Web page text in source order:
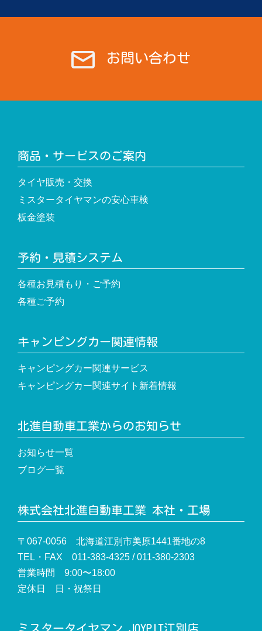
お問い合わせ
商品・サービスのご案内
タイヤ販売・交換
ミスタータイヤマンの安心車検
板金塗装
予約・見積システム
各種お見積もり・ご予約
各種ご予約
キャンピングカー関連情報
キャンピングカー関連サービス
キャンピングカー関連サイト新着情報
北進自動車工業からのお知らせ
お知らせ一覧
ブログ一覧
株式会社北進自動車工業 本社・工場
〒067-0056 北海道江別市美原1441番地の8
TEL・FAX 011-383-4325 / 011-380-2303
営業時間 9:00〜18:00
定休日 日・祝祭日
ミスタータイヤマン JOYPIT江別店